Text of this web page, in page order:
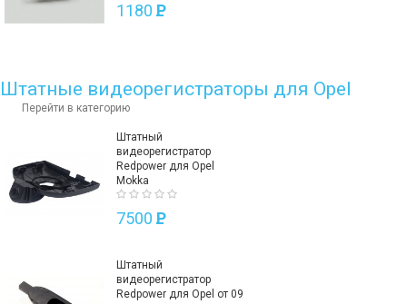
1180 P
Штатные видеорегистраторы для Opel
Перейти в категорию
Штатный
видеорегистратор
Redpower для Opel
Mokka
7500 P
Штатный
видеорегистратор
Redpower для Opel от 09